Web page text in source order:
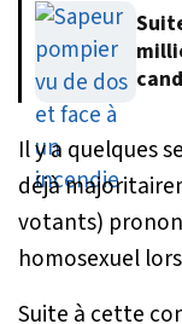
Il y a quelques
déjà
votants)
homosexuel
Suite à cette